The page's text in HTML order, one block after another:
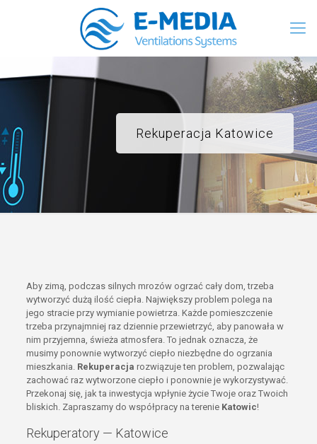
Rekuperacja Katowice
Aby zimą, podczas silnych mrozów ogrzać cały dom, trzeba
wytworzyć dużą ilość ciepła. Największy problem polega na
jego stracie przy wymianie powietrza. Każde pomieszczenie
trzeba przynajmniej raz dziennie przewietrzyć, aby panowała w
nim przyjemna, świeża atmosfera. To jednak oznacza, że
musimy ponownie wytworzyć ciepło niezbędne do ogrzania
mieszkania. Rekuperacja rozwiązuje ten problem, pozwalając
zachować raz wytworzone ciepło i ponownie je wykorzystywać.
Przekonaj się, jak ta inwestycja wpłynie życie Twoje oraz Twoich
bliskich. Zapraszamy do współpracy na terenie Katowic!
Rekuperatory — Katowice